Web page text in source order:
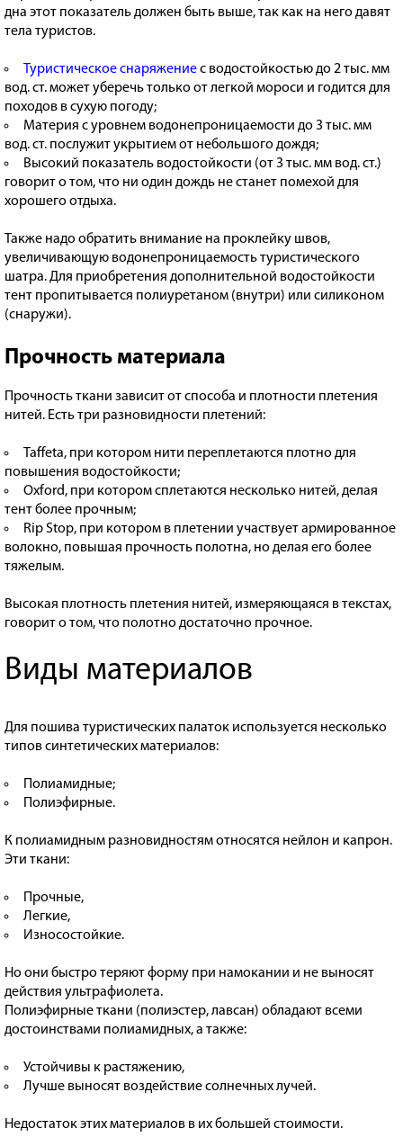
дна этот показатель должен быть выше, так как на него давят
тела туристов.
Туристическое снаряжениес водостойкостью до 2 тыс. мм
вод. ст. может уберечь только от легкой мороси и годится для
походов в сухую погоду;
Материя с уровнем водонепроницаемости до 3 тыс. мм
вод. ст. послужит укрытием от небольшого дождя;
Высокий показатель водостойкости (от 3 тыс. мм вод. ст.)
говорит о том, что ни один дождь не станет помехой для
хорошего отдыха.
Также надо обратить внимание на проклейку швов,
увеличивающую водонепроницаемость туристического
шатра. Для приобретения дополнительной водостойкости
тент пропитывается полиуретаном (внутри) или силиконом
(снаружи).
Прочность материала
Прочность ткани зависит от способа и плотности плетения
нитей. Есть три разновидности плетений:
Taffeta, при котором нити переплетаются плотно для
повышения водостойкости;
Oxford, при котором сплетаются несколько нитей, делая
тент более прочным;
Rip Stop, при котором в плетении участвует армированное
волокно, повышая прочность полотна, но делая его более
тяжелым.
Высокая плотность плетения нитей, измеряющаяся в текстах,
говорит о том, что полотно достаточно прочное.
Виды материалов
Для пошива туристических палаток используется несколько
типов синтетических материалов:
Полиамидные;
Полиэфирные.
К полиамидным разновидностям относятся нейлон и капрон.
Эти ткани:
Прочные,
Легкие,
Износостойкие.
Но они быстро теряют форму при намокании и не выносят
действия ультрафиолета.
Полиэфирные ткани (полиэстер, лавсан) обладают всеми
достоинствами полиамидных, а также:
Устойчивы к растяжению,
Лучше выносят воздействие солнечных лучей.
Недостаток этих материалов в их большей стоимости.